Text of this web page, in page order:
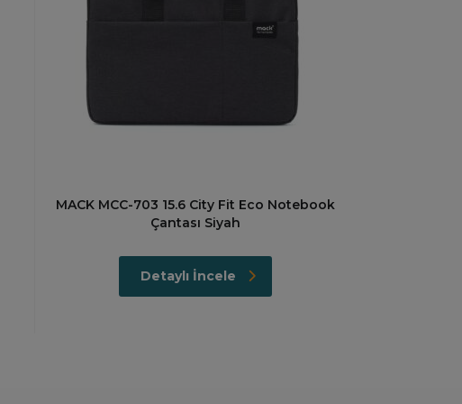
MACK MCC-703 15.6 City Fit Eco Notebook
Çantası Siyah
Detaylı İncele